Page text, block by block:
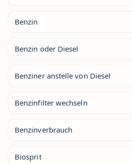
Benzin
Benzin oder Diesel
Benziner anstelle von Diesel
Benzinfilter wechseln
Benzinverbrauch
Biosprit